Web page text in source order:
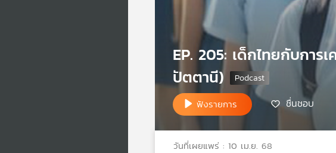
EP. 205: เด็กไทยกับกา
ปัตตานี)
ฟังรายการ ชื่นชอบ
วันที่เผยแพร่ : 10 เม.ย. 68